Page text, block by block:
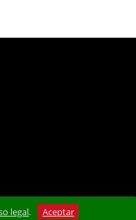
legal. Aceptar